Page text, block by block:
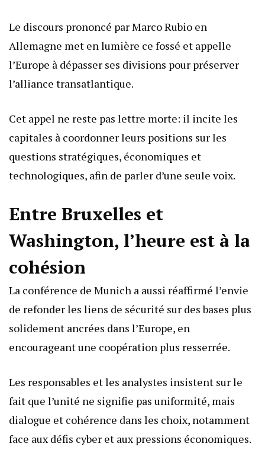
Le discours prononcé par Marco Rubio en
Allemagne met en lumière ce fossé et appelle
l’Europe à dépasser ses divisions pour préserver
l’alliance transatlantique.
Cet appel ne reste pas lettre morte: il incite les
capitales à coordonner leurs positions sur les
questions stratégiques, économiques et
technologiques, afin de parler d’une seule voix.
Entre Bruxelles et
Washington, l’heure est à la
cohésion
La conférence de Munich a aussi réaffirmé l’envie
de refonder les liens de sécurité sur des bases plus
solidement ancrées dans l’Europe, en
encourageant une coopération plus resserrée.
Les responsables et les analystes insistent sur le
fait que l’unité ne signifie pas uniformité, mais
dialogue et cohérence dans les choix, notamment
face aux défis cyber et aux pressions économiques.